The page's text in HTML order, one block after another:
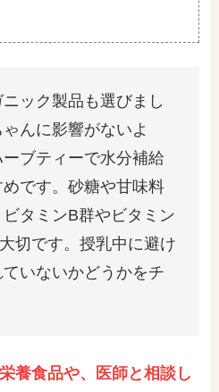
ック製品も選びまし
んに影響がないよ
ブティーで水分補給
です。砂糖や甘味料
タミンB群やビタミン
切です。授乳中に避け
いないかどうかをチ
養食品や、医師と相談し